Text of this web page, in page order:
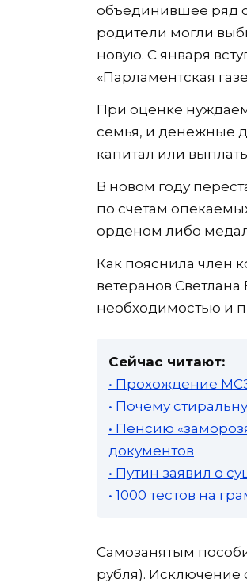
объединившее ряд
родители могли
новую. С января
«Парламентская
При оценке
семья, и денежные
капитал или
В новом году
по счетам
орденом либо
Как пояснила член
ветеранов
необходимостью и
Сейчас читают:
• Прохождение
• Почему
• Пенсию
документов
• Путин заявил о
• 1000 тестов на
Самозанятым
рубля). Исключение